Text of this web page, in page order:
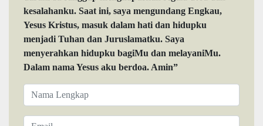
kesalahanku. Saat ini, saya mengundang Engkau,
Yesus Kristus, masuk dalam hati dan hidupku
menjadi Tuhan dan Juruslamatku. Saya
menyerahkan hidupku bagiMu dan melayaniMu.
Dalam nama Yesus aku berdoa. Amin”